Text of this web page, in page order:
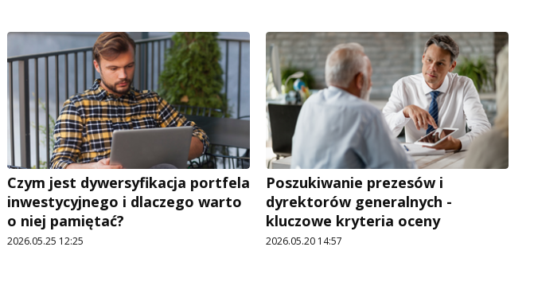
Czym jest dywersyfikacja portfela
inwestycyjnego i dlaczego warto
o niej pamiętać?
2026.05.25 12:25
Poszukiwanie prezesów i
dyrektorów generalnych -
kluczowe kryteria oceny
2026.05.20 14:57